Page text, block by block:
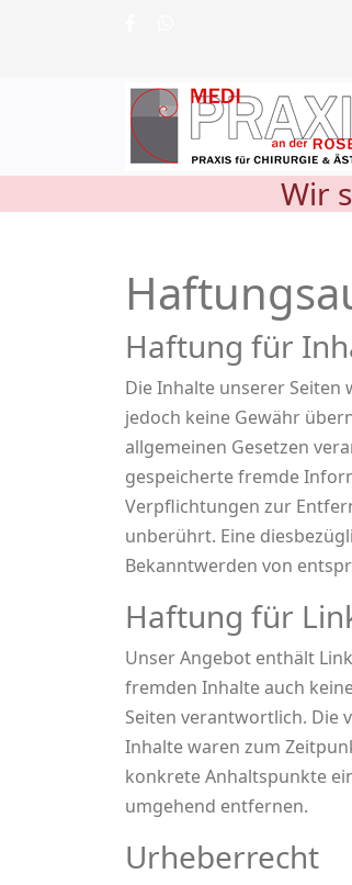
Wir
Haftung für
Die Inhalte unserer
jedoch keine Gewähr
allgemeinen Gesetzen
gespeicherte fremde
Verpflichtungen zur
unberührt. Eine
Bekanntwerden von
Haftung für
Unser Angebot enthält
fremden Inhalte auch
Seiten verantwortlich. Die
Inhalte waren zum
konkrete Anhaltspunkte
umgehend entfernen.
Urheberrecht